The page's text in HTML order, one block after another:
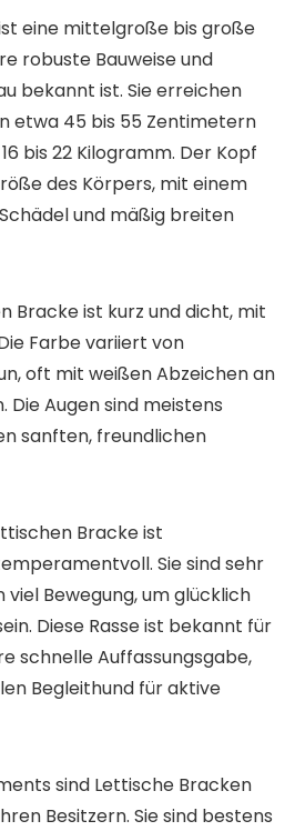
eine mittelgroße bis große
robuste Bauweise und
bekannt ist. Sie erreichen
etwa 45 bis 55 Zentimetern
bis 22 Kilogramm. Der Kopf
des Körpers, mit einem
und mäßig breiten
Bracke ist kurz und dicht, mit
Farbe variiert von
oft mit weißen Abzeichen an
Die Augen sind meistens
sanften, freundlichen
Bracke ist
Sie sind sehr
Bewegung, um glücklich
Diese Rasse ist bekannt für
schnelle Auffassungsgabe,
Begleithund für aktive
sind Lettische Bracken
Besitzern. Sie sind bestens